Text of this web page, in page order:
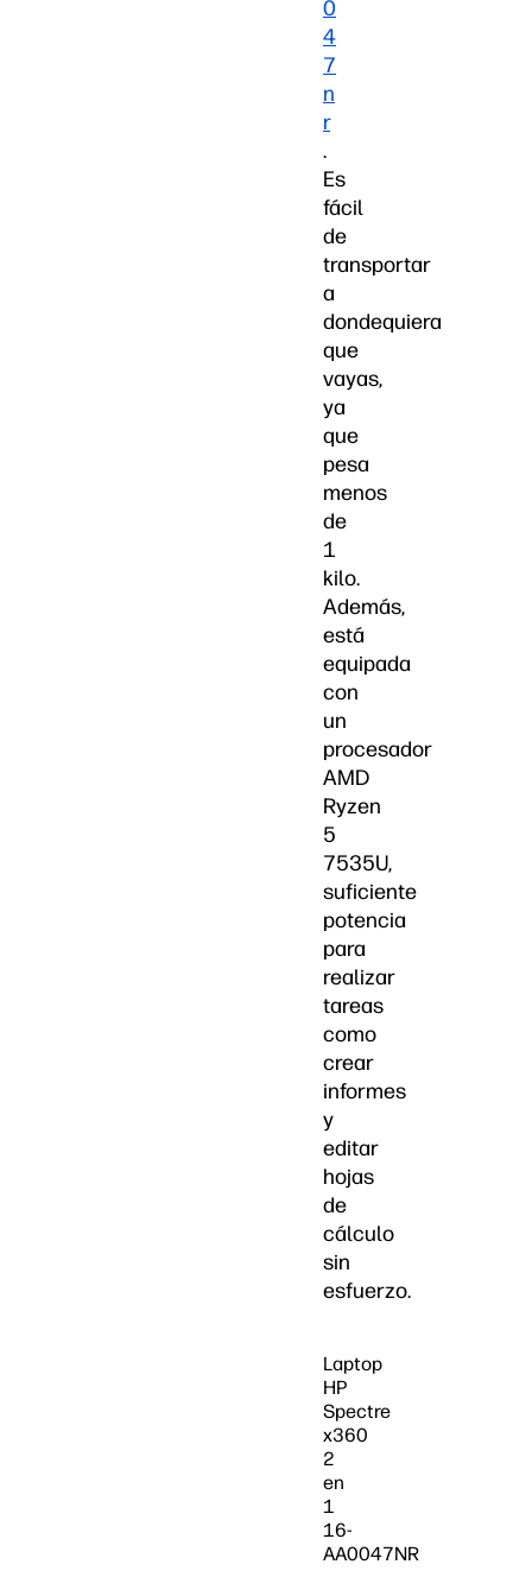
0
4
7
n
r
.
Es
fácil
de
transportar
a
dondequiera
que
vayas,
ya
que
pesa
menos
de
1
kilo.
Además,
está
equipada
con
un
procesador
AMD
Ryzen
5
7535U,
suficiente
potencia
para
realizar
tareas
como
crear
informes
y
editar
hojas
de
cálculo
sin
esfuerzo.
Laptop
HP
Spectre
x360
2
en
1
16-
AA0047NR